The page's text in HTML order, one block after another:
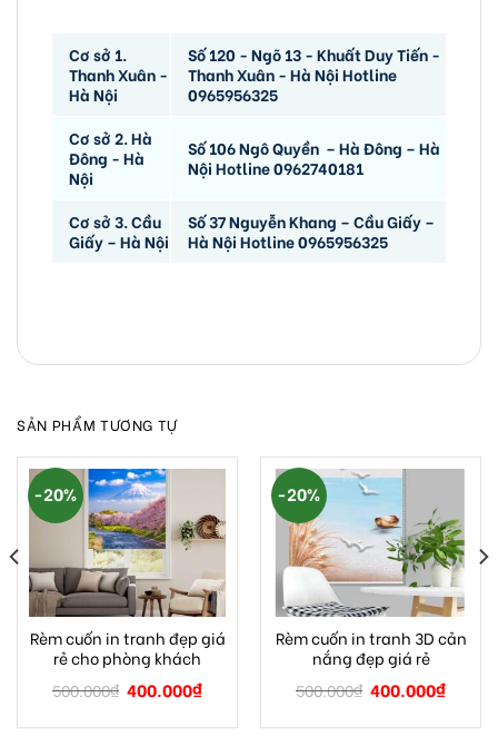
Cơ sở 1.
Thanh Xuân -
Hà Nội
Số 120 - Ngõ 13 - Khuất Duy Tiến -
Thanh Xuân - Hà Nội Hotline
0965956325
Cơ sở 2. Hà
Đông - Hà
Nội
Số 106 Ngô Quyền – Hà Đông – Hà
Nội Hotline 0962740181
Cơ sở 3. Cầu
Giấy – Hà Nội
Số 37 Nguyễn Khang – Cầu Giấy –
Hà Nội Hotline 0965956325
SẢN PHẨM TƯƠNG TỰ
-20%
Rèm cuốn in tranh đẹp giá
rẻ cho phòng khách
500.000₫ 400.000₫
-20%
Rèm cuốn in tranh 3D cản
nắng đẹp giá rẻ
500.000₫ 400.000₫